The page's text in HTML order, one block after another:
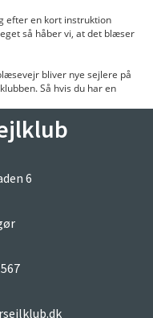
efter en kort instruktion
så håber vi, at det blæser
bliver nye sejlere på
Så hvis du har en
6